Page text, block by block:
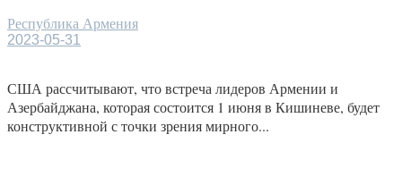
Республика Армения
2023-05-31
США рассчитывают, что встреча лидеров Армении и
Азербайджана, которая состоится 1 июня в Кишиневе, будет
конструктивной с точки зрения мирного...